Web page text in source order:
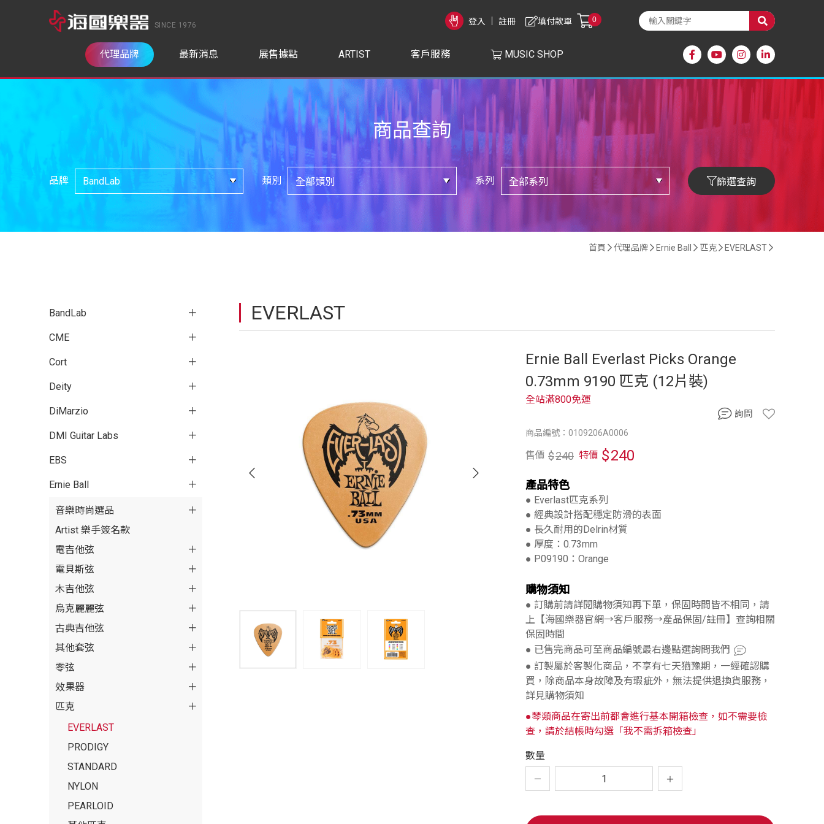
SINCE 1976 登入 註冊 0
填付款單
代理品牌 最新消息 展售據點 ARTIST 客戶服務 MUSIC SHOP
商品查詢
品牌 類別 系列 篩選查詢
首頁 代理品牌 Ernie Ball 匹克 EVERLAST
BandLab
CME
Cort
Deity
DiMarzio
DMI Guitar Labs
EBS
Ernie Ball
音樂時尚選品
Artist 樂手簽名款
電吉他弦
電貝斯弦
木吉他弦
烏克麗麗弦
古典吉他弦
其他套弦
零弦
效果器
匹克
EVERLAST
PRODIGY
STANDARD
NYLON
PEARLOID
EVERLAST
Ernie Ball Everlast Picks Orange
0.73mm 9190 匹克 (12片裝)
商品編號：0109206A0006
全站滿800免運
售價 $240 特價 $240
產品特色
● Everlast匹克系列
● 經典設計搭配穩定防滑的表面
● 長久耐用的Delrin材質
● 厚度：0.73mm
● P09190：Orange
購物須知
● 訂購前請詳閱購物須知再下單，保固時間皆不相同，請
上【海國樂器官網→客戶服務→產品保固/註冊】查詢相關
保固時間
● 已售完商品可至商品編號最右邊點選詢問我們
● 訂製屬於客製化商品，不享有七天猶豫期，一經確認購
買，除商品本身故障及有瑕疵外，無法提供退換貨服務，
詳見購物須知
●琴類商品在寄出前都會進行基本開箱檢查，如不需要檢
查，請於結帳時勾選「我不需拆箱檢查」
數量
詢問